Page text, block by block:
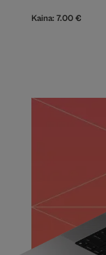
Kaina: 7.00 €